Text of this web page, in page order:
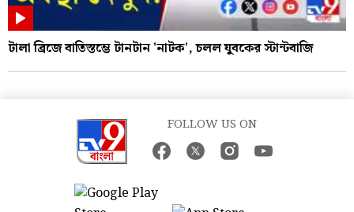
টালা ব্রিজে বাতিস্তম্ভে টানটান 'নাটক', চলল যুবকের স্টান্টবাজি
FOLLOW US ON